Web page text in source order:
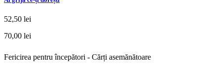
52,50 lei
70,00 lei
Fericirea pentru începători - Cărți asemănătoare